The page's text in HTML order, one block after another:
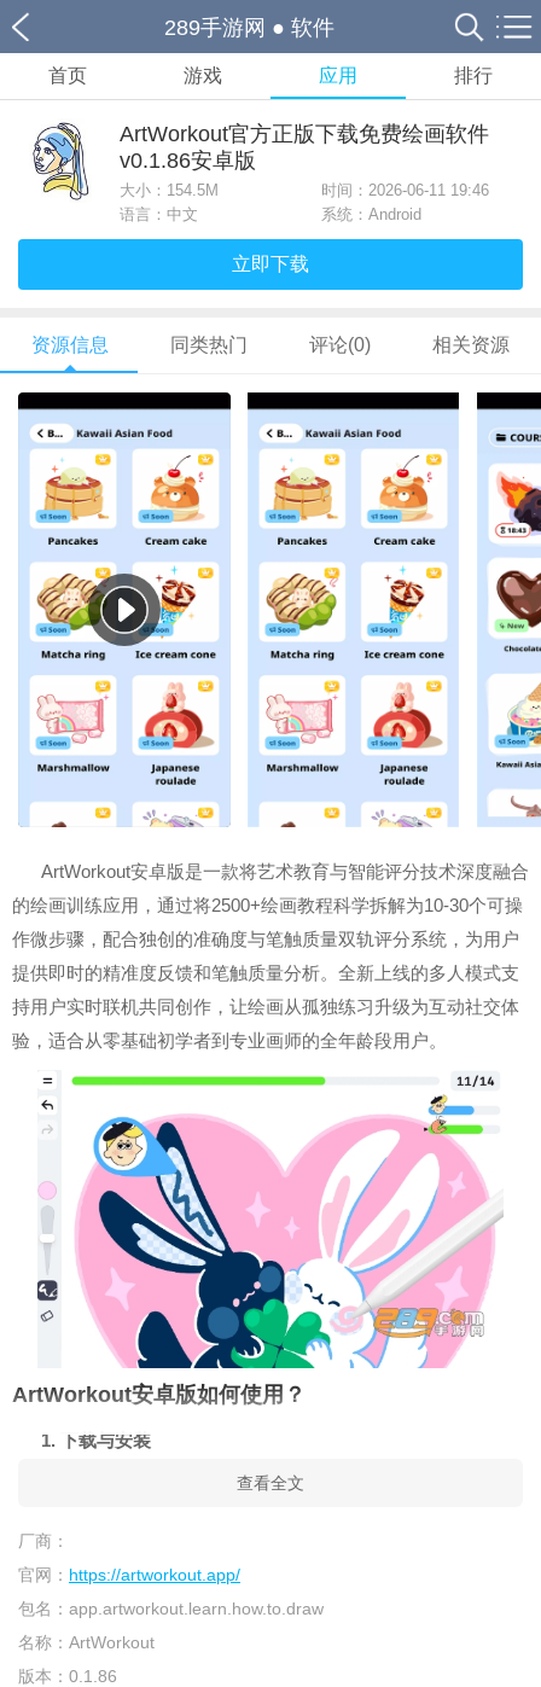
289手游网 ● 软件
首页 游戏 应用 排行
ArtWorkout官方正版下载免费绘画软件
v0.1.86安卓版
大小： 154.5M
时间：2026-06-11 19:46
语言：中文
系统：Android
立即下载
资源信息 同类热门 评论(0) 相关资源
ArtWorkout安卓版是一款将艺术教育与智能评分技术深度融合
的绘画训练应用，通过将2500+绘画教程科学拆解为10-30个可操
作微步骤，配合独创的准确度与笔触质量双轨评分系统，为用户
提供即时的精准度反馈和笔触质量分析。全新上线的多人模式支
持用户实时联机共同创作，让绘画从孤独练习升级为互动社交体
验，适合从零基础初学者到专业画师的全年龄段用户。
ArtWorkout安卓版如何使用？
1. 下载与安装
在289.com搜索“ArtWorkout”
点击下载安装
2. 基础绘画流程
打开应用进入主页，选择喜欢的绘画图案或课程
查看全文
厂商：
官网： https://artworkout.app/
包名： app.artworkout.learn.how.to.draw
名称： ArtWorkout
版本： 0.1.86